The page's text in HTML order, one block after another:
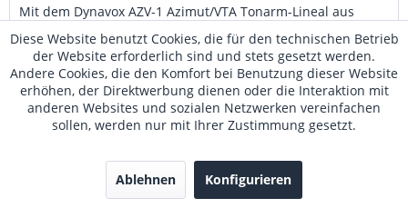
Mit dem Dynavox AZV-1 Azimut/VTA Tonarm-Lineal aus
Parallelität Ihres Tonarms (VTA Balance) sowie die
rechtwinklige Stellung des Tonabnehmers (Azimuth)
spielend leicht überprüfen und...
9,90 € *
Diese Website benutzt Cookies, die für den technischen Betrieb
der Website erforderlich sind und stets gesetzt werden.
Andere Cookies, die den Komfort bei Benutzung dieser Website
erhöhen, der Direktwerbung dienen oder die Interaktion mit
anderen Websites und sozialen Netzwerken vereinfachen
sollen, werden nur mit Ihrer Zustimmung gesetzt.
Ablehnen Konfigurieren